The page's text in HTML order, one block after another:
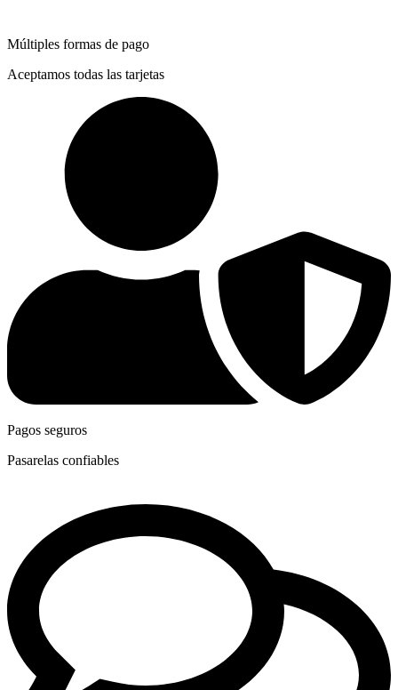
Múltiples formas de pago
Aceptamos todas las tarjetas
Pagos seguros
Pasarelas confiables